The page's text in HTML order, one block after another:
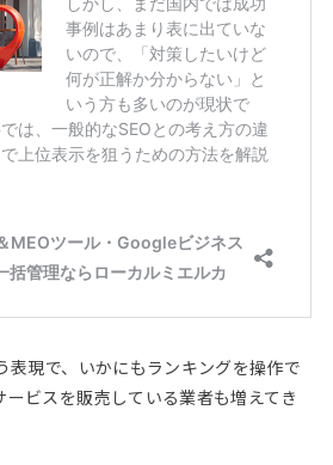
表現で、いかにもランキングを操作で
ビスを販売している業者も増えてき